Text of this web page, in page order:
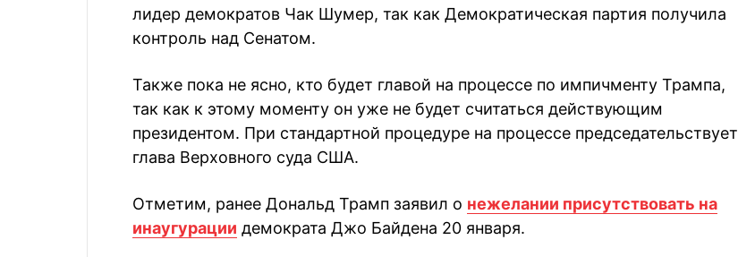
лидер демократов Чак Шумер, так как Демократическая партия получила
контроль над Сенатом.
Также пока не ясно, кто будет главой на процессе по импичменту Трампа,
так как к этому моменту он уже не будет считаться действующим
президентом. При стандартной процедуре на процессе председательствует
глава Верховного суда США.
Отметим, ранее Дональд Трамп заявил о нежелании присутствовать на
инаугурации демократа Джо Байдена 20 января.